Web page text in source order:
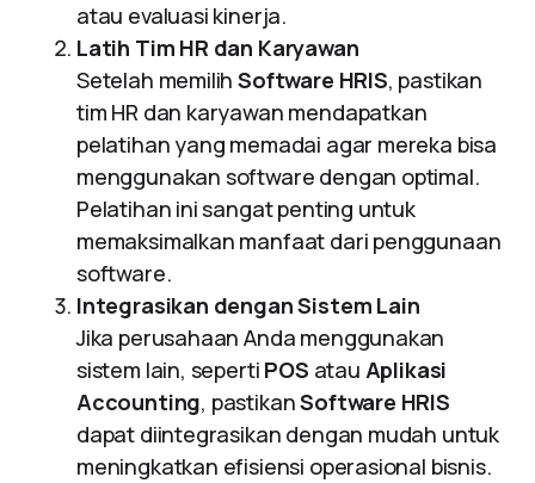
atau evaluasi kinerja.
Latih Tim HR dan Karyawan
Setelah memilihSoftware HRIS, pastikan
tim HR dan karyawan mendapatkan
pelatihan yang memadai agar mereka bisa
menggunakan software dengan optimal.
Pelatihan ini sangat penting untuk
memaksimalkan manfaat dari penggunaan
software.
Integrasikan dengan Sistem Lain
Jika perusahaan Anda menggunakan
sistem lain, seperti POS atau Aplikasi
Accounting, pastikanSoftware HRIS
dapat diintegrasikan dengan mudah untuk
meningkatkan efisiensi operasional bisnis.